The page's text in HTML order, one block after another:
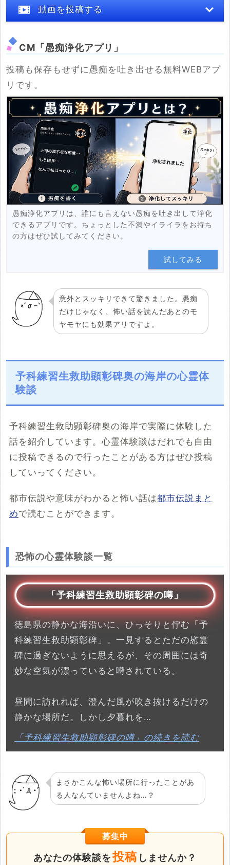
動画を投稿する
※YouTubeのURL
例：https://www.youtube.com/watch?v=***********
例：https://youtu.be/***********
投稿する
CM「愚痴浄化アプリ」
投稿も保存もせずに愚痴を吐き出せる無料WEBアプ
リです。
愚痴浄化アプリは、誰にも言えない愚痴を吐き出して浄化
できるアプリです。ちょっとした不満やイライラをお持ち
の方はぜひ試してみてください。
試してみる
意外とスッキリできて驚きました。愚痴
だけじゃなく、怖い話を読んだあとのモ
ヤモヤにも効果アリですよ。
予科練習生救助顕彰碑奥の海岸の心霊体
験談
予科練習生救助顕彰碑奥の海岸で実際に体験した
話を紹介しています。心霊体験談はだれでも自由
に投稿できるので行ったことがある方はぜひ投稿
していってください。
都市伝説や意味がわかると怖い話は都市伝説まと
めで読むことができます。
恐怖の心霊体験談一覧
「予科練習生救助顕彰碑の噂」
徳島県の静かな海沿いに、ひっそりと佇む「予
科練習生救助顕彰碑」。一見するとただの慰霊
碑に過ぎないように思えるが、その周囲には奇
妙な空気が漂っていると噂されている。
昼間に訪れれば、澄んだ風が吹き抜けるだけの
静かな場所だ。しかし夕暮れを…
「予科練習生救助顕彰碑の噂」の続きを読む
まさかこんな怖い場所に行ったことがあ
る人なんていませんよね…？
募集中
あなたの体験談を投稿 しませんか？